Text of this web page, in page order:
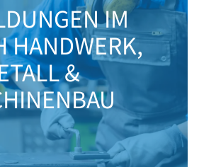
IM
HANDWERK,
&